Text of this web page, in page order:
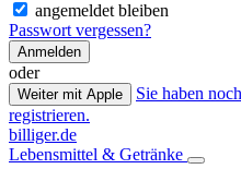
angemeldet bleiben
Passwort vergessen?
Anmelden
oder
Weiter mit Apple
Sie haben
registrieren.
billiger.de
Lebensmittel & Getränke